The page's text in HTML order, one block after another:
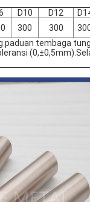
D10 D12
300 300
paduan tembaga